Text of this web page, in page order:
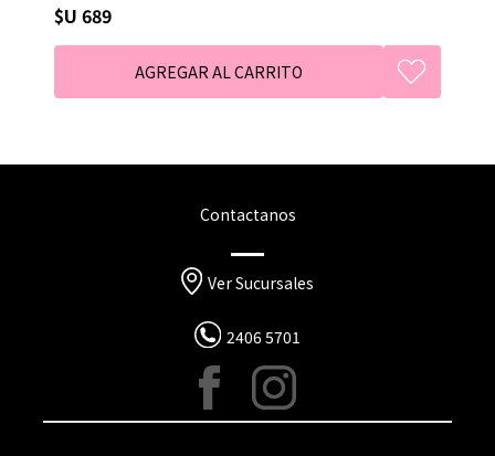
$U 689
Contactanos
Ver Sucursales
2406 5701